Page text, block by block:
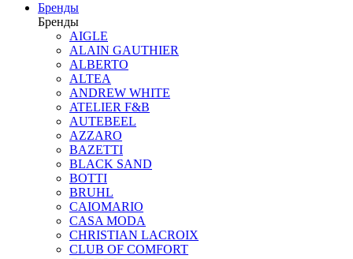
Бренды
Бренды
AIGLE
ALAIN GAUTHIER
ALBERTO
ALTEA
ANDREW WHITE
ATELIER F&B
AUTEBEEL
AZZARO
BAZETTI
BLACK SAND
BOTTI
BRUHL
CAIOMARIO
CASA MODA
CHRISTIAN LACROIX
CLUB OF COMFORT